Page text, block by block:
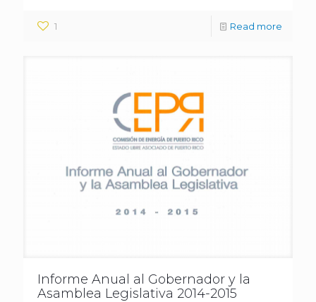
1 Read more
Informe Anual al Gobernador y la
Asamblea Legislativa 2014-2015